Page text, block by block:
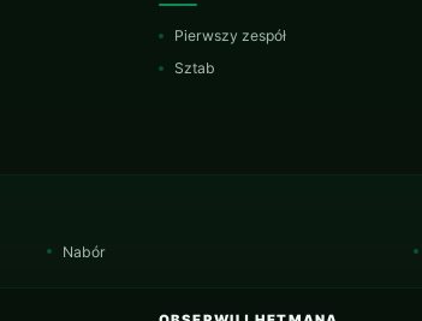
Pierwszy zespół
Sztab
Nabór